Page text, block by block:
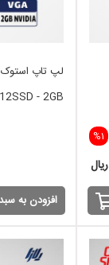
%1
- 2GB
افزودن به سبد